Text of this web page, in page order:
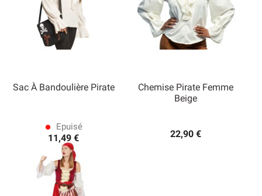
Sac À Bandoulière Pirate
lens Epuisé
11,49 €
Chemise Pirate Femme
Beige
22,90 €